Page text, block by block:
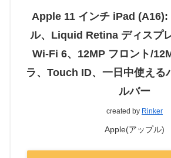
Apple 11 インチ iPad (A16):
ル、Liquid Retina ディスプ
Wi-Fi 6、12MP フロント/
ラ、Touch ID、一日中使える
ルバー
created by Rinker
Apple(アップル)